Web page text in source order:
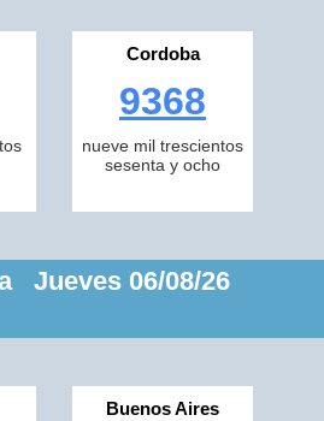
Cordoba
9368
nueve mil trescientos
sesenta y ocho
Jueves 06/08/26
Buenos Aires